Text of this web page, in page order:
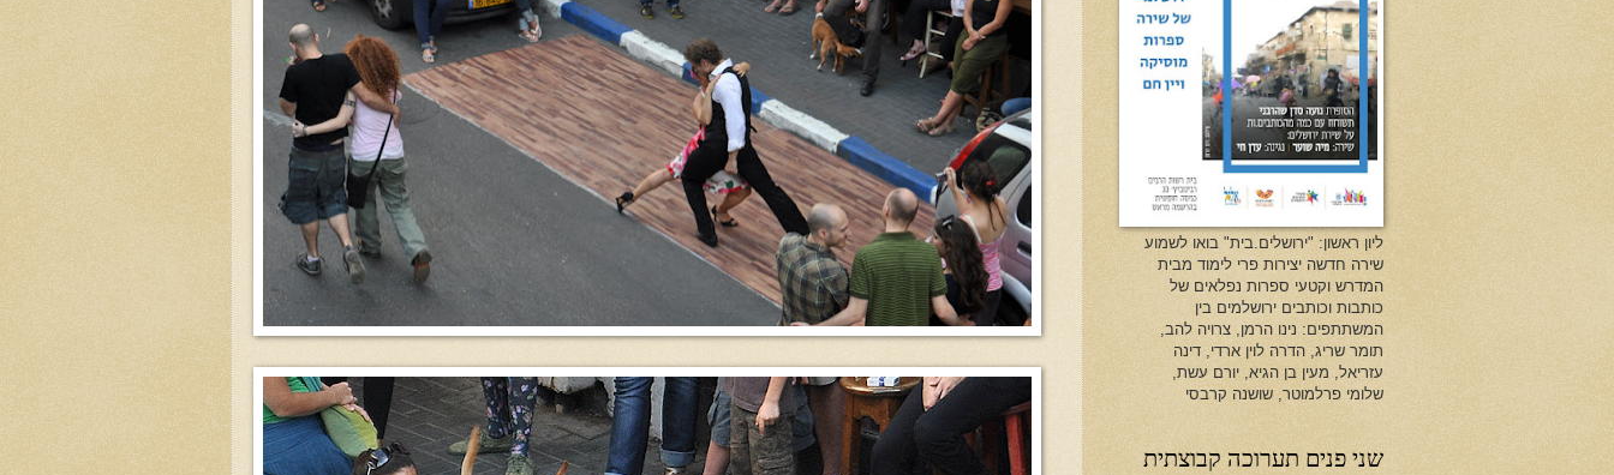
ליון ראשון: "ירושלים.בית" בואו לשמוע
שירה חדשה יצירות פרי לימוד מבית
המדרש וקטעי ספרות נפלאים של
כותבות וכותבים ירושלמים בין
המשתתפים: נינו הרמן, צרויה להב,
תומר שריג, הדרה לוין ארדי, דינה
עזריאל, מעין בן הגיא, יורם עשת,
שלומי פרלמוטר, שושנה קרבסי
שני פנים תערוכה קבוצתית